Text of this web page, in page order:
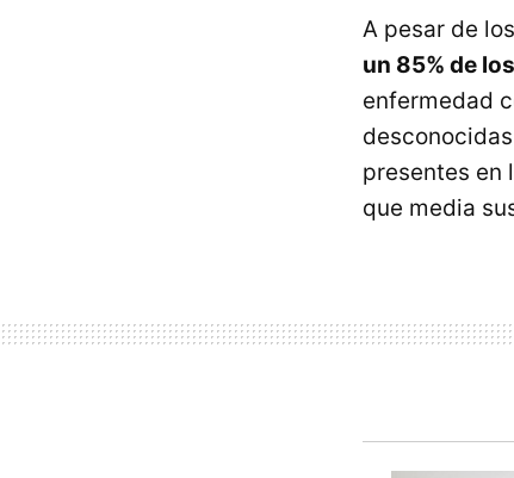
A pesar de
un 85% de
enfermedad
presentes en
que media